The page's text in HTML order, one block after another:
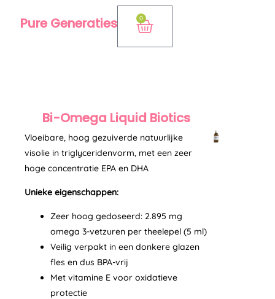
Pure Generaties 0
Winkelwagen
Bi-Omega Liquid Biotics
Vloeibare, hoog gezuiverde natuurlijke
visolie in triglyceridenvorm, met een zeer
hoge concentratie EPA en DHA
Unieke eigenschappen:
Zeer hoog gedoseerd: 2.895 mg
omega 3-vetzuren per theelepel (5 ml)
Veilig verpakt in een donkere glazen
fles en dus BPA-vrij
Met vitamine E voor oxidatieve
protectie